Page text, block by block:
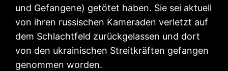
und Gefangene) getötet haben. Sie sei aktuell
von ihren russischen Kameraden verletzt auf
dem Schlachtfeld zurückgelassen und dort
von den ukrainischen Streitkräften gefangen
genommen worden.